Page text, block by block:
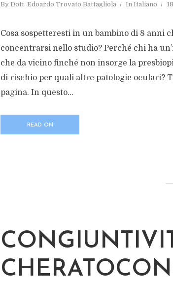
By Dott. Edoardo Trovato Battagliola In Italiano
Cosa sospetteresti in un bambino di 8 anni
concentrarsi nello studio? Perché chi ha
che da vicino finché non insorge la
di rischio per quali altre patologie oculari?
pagina. In questo...
READ ON